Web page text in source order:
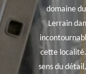
domaine
Lerrain
cette
sens du